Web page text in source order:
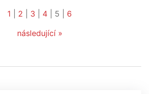
1
2 3 4 5
6
následující »